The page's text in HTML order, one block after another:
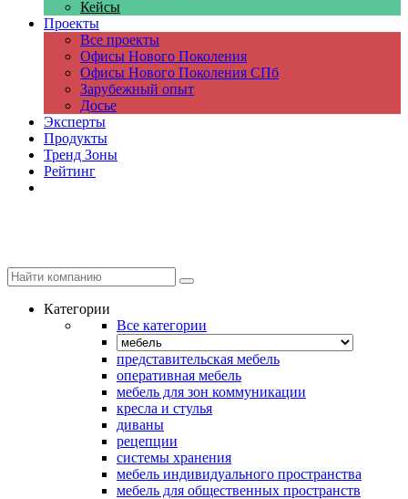
Кейсы
Проекты
Все проекты
Офисы Нового Поколения
Офисы Нового Поколения СПб
Зарубежный опыт
Досье
Эксперты
Продукты
Тренд Зоны
Рейтинг
Категории
Все категории
представительская мебель
оперативная мебель
мебель для зон коммуникации
кресла и стулья
диваны
рецепции
системы хранения
мебель индивидуального пространства
мебель для общественных пространств